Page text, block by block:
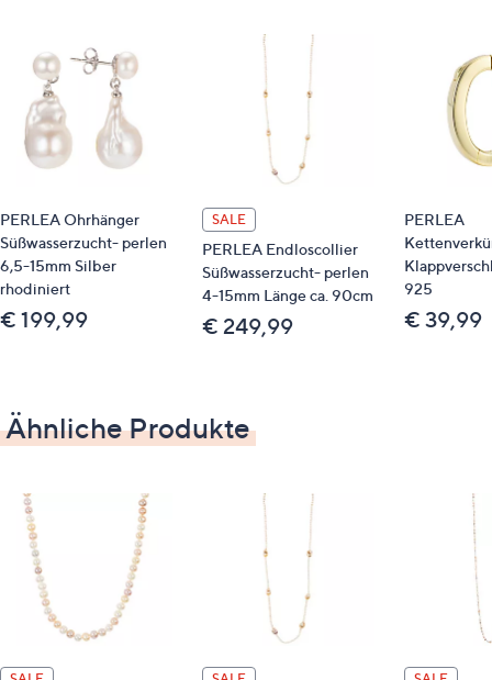
PERLEA Ohrhänger
Süßwasserzucht- perlen
6,5-15mm Silber
rhodiniert
€ 199,99
SALE
PERLEA Endloscollier
Süßwasserzucht- perlen
4-15mm Länge ca. 90cm
€ 249,99
PERLEA
925
€ 39,99
Ähnliche Produkte